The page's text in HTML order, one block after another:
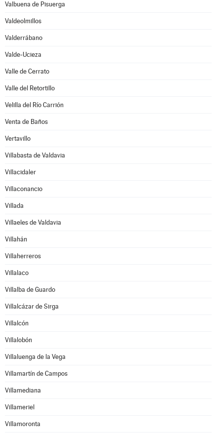
Valbuena de Pisuerga
Valdeolmillos
Valderrábano
Valde-Ucieza
Valle de Cerrato
Valle del Retortillo
Velilla del Río Carrión
Venta de Baños
Vertavillo
Villabasta de Valdavia
Villacidaler
Villaconancio
Villada
Villaeles de Valdavia
Villahán
Villaherreros
Villalaco
Villalba de Guardo
Villalcázar de Sirga
Villalcón
Villalobón
Villaluenga de la Vega
Villamartín de Campos
Villamediana
Villameriel
Villamoronta